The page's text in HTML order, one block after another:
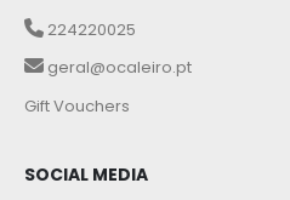
224220025
geral@ocaleiro.pt
Gift Vouchers
SOCIAL MEDIA